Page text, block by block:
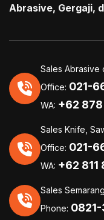
Abrasive, Gergaji,
Sales Abrasive
Office: 021-
WA: +62 878
Sales Knife,
Office: 021-
WA: +62 811
Sales Semarang
Phone: